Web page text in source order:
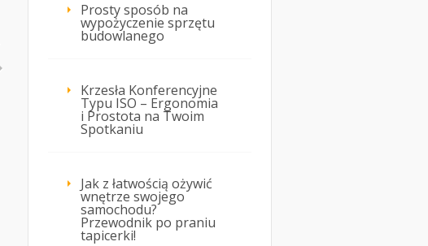
Prosty sposób na
wypożyczenie sprzętu
budowlanego
Krzesła Konferencyjne
Typu ISO – Ergonomia
i Prostota na Twoim
Spotkaniu
Jak z łatwością ożywić
wnętrze swojego
samochodu?
Przewodnik po praniu
tapicerki!